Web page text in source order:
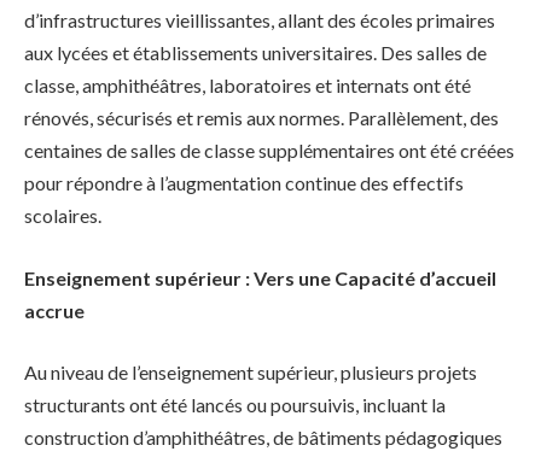
d’infrastructures vieillissantes, allant des écoles primaires
aux lycées et établissements universitaires. Des salles de
classe, amphithéâtres, laboratoires et internats ont été
rénovés, sécurisés et remis aux normes. Parallèlement, des
centaines de salles de classe supplémentaires ont été créées
pour répondre à l’augmentation continue des effectifs
scolaires.
Enseignement supérieur : Vers une Capacité d’accueil
accrue
Au niveau de l’enseignement supérieur, plusieurs projets
structurants ont été lancés ou poursuivis, incluant la
construction d’amphithéâtres, de bâtiments pédagogiques